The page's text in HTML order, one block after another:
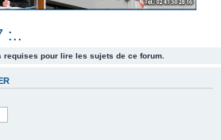
e
:..
requises pour lire les sujets de ce forum.